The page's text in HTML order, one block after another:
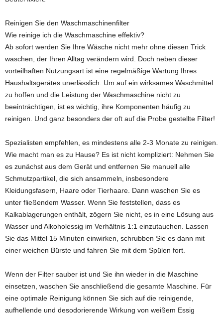
Reinigen Sie den Waschmaschinenfilter
Wie reinige ich die Waschmaschine effektiv?
Ab sofort werden Sie Ihre Wäsche nicht mehr ohne diesen Trick
waschen, der Ihren Alltag verändern wird. Doch neben dieser
vorteilhaften Nutzungsart ist eine regelmäßige Wartung Ihres
Haushaltsgerätes unerlässlich. Um auf ein wirksames Waschmittel
zu hoffen und die Leistung der Waschmaschine nicht zu
beeinträchtigen, ist es wichtig, ihre Komponenten häufig zu
reinigen. Und ganz besonders der oft auf die Probe gestellte Filter!
Spezialisten empfehlen, es mindestens alle 2-3 Monate zu reinigen.
Wie macht man es zu Hause? Es ist nicht kompliziert: Nehmen Sie
es zunächst aus dem Gerät und entfernen Sie manuell alle
Schmutzpartikel, die sich ansammeln, insbesondere
Kleidungsfasern, Haare oder Tierhaare. Dann waschen Sie es
unter fließendem Wasser. Wenn Sie feststellen, dass es
Kalkablagerungen enthält, zögern Sie nicht, es in eine Lösung aus
Wasser und Alkoholessig im Verhältnis 1:1 einzutauchen. Lassen
Sie das Mittel 15 Minuten einwirken, schrubben Sie es dann mit
einer weichen Bürste und fahren Sie mit dem Spülen fort.
Wenn der Filter sauber ist und Sie ihn wieder in die Maschine
einsetzen, waschen Sie anschließend die gesamte Maschine. Für
eine optimale Reinigung können Sie sich auf die reinigende,
aufhellende und desodorierende Wirkung von weißem Essig